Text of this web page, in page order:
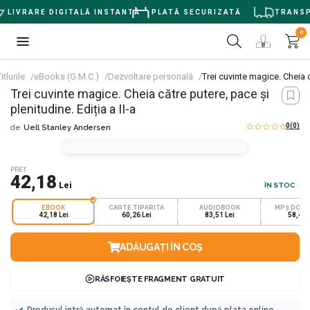
LIVRARE DIGITALĂ INSTANTĂ PLATĂ SECURIZATĂ
0
eBooks (G.M.C.) Dezvoltare personală Trei cuvinte magice. Cheia
Trei cuvinte magice. Cheia către putere, pace și
plenitudine. Ediția a II-a
de Uell Stanley Andersen 0(0)
PREȚ
42,18 Lei ÎN STOC
EBOOK
42,18 Lei
CARTE TIPARITA
60,26 Lei
AUDIOBOOK
83,51 Lei
MP3
58,45
ADĂUGAȚI ÎN COȘ
RĂSFOIEȘTE FRAGMENT GRATUIT